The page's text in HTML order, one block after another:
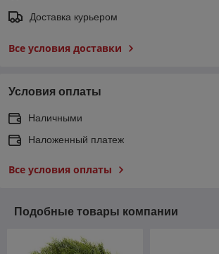
Доставка курьером
Все условия доставки
Условия оплаты
Наличными
Наложенный платеж
Все условия оплаты
Подобные товары компании